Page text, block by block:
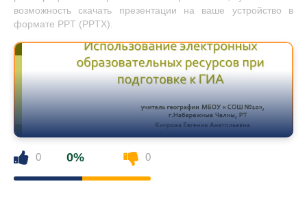
возможность скачать презентации на ваше устройство в
формате PPT (PPTX).
0 0% 0